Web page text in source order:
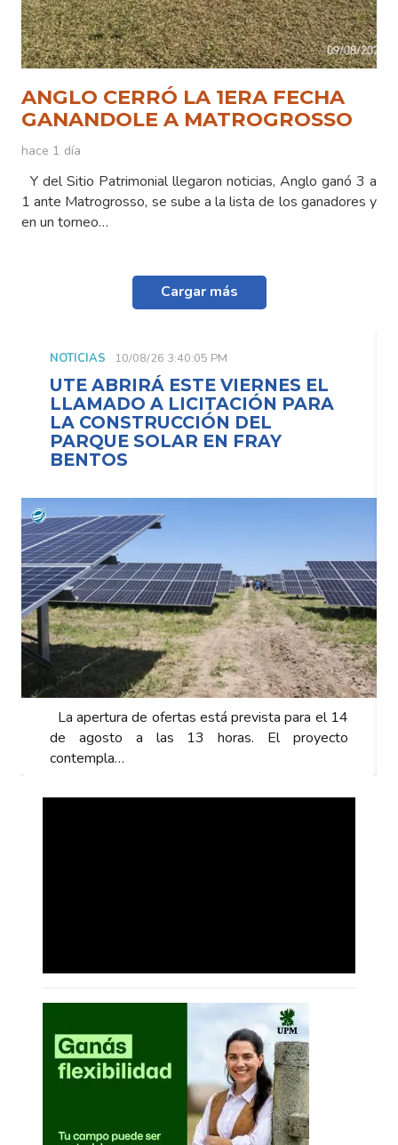
ANGLO CERRÓ LA 1ERA FECHA
GANANDOLE A MATROGROSSO
hace 1 día
Y del Sitio Patrimonial llegaron noticias, Anglo ganó 3 a
1 ante Matrogrosso, se sube a la lista de los ganadores y
en un torneo…
Cargar más
NOTICIAS 10/08/26 3:40:05 PM
UTE ABRIRÁ ESTE VIERNES EL
LLAMADO A LICITACIÓN PARA
LA CONSTRUCCIÓN DEL
PARQUE SOLAR EN FRAY
BENTOS
La apertura de ofertas está prevista para el 14
de agosto a las 13 horas. El proyecto
contempla…